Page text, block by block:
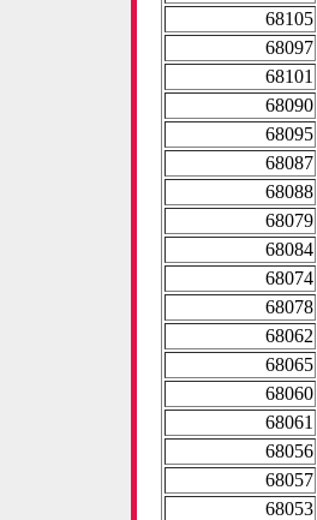
68105
68097
68101
68090
68095
68087
68088
68079
68084
68074
68078
68062
68065
68060
68061
68056
68057
68053